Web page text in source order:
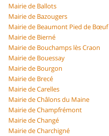
Mairie de Ballots
Mairie de Bazougers
Mairie de Beaumont Pied de Bœuf
Mairie de Bierné
Mairie de Bouchamps lès Craon
Mairie de Bouessay
Mairie de Bourgon
Mairie de Brecé
Mairie de Carelles
Mairie de Châlons du Maine
Mairie de Champfrémont
Mairie de Changé
Mairie de Charchigné